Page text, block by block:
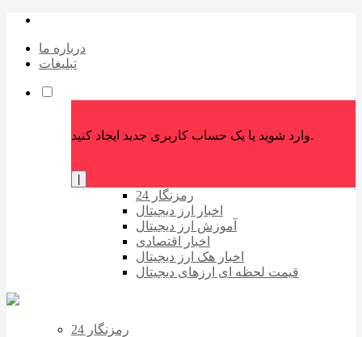
درباره ما
تبلیغات
وارد شوید یا یک حساب کاربری جدید ایجاد کنید.
رمزنگار 24
اخبار ارز دیجیتال
آموزش ارز دیجیتال
اخبار اقتصادی
اخبار هک ارز دیجیتال
قیمت لحظه ای ارزهای دیجیتال
رمزنگار 24